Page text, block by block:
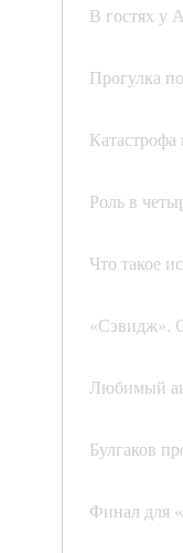
В гостях у
Прогулка
Катастрофа
Роль в
Что такое
«Сэвидж».
Любимый
Булгаков
Финал для